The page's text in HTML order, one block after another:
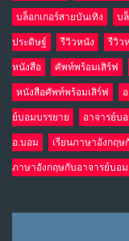
บล็อกเกอร์สายบันเทิง บ
ประดิษฐ์ รีวิวหนัง รีวิว
หนังสือ ศัพท์พร้อมเสิร์ฟ
หนังสือศัพท์พร้อมเสิร์ฟ
ย์บอมบรรยาย อาจารย์บ
อ.บอม เรียนภาษาอังกฤ
ภาษาอังกฤษกับอาจารย์บอม